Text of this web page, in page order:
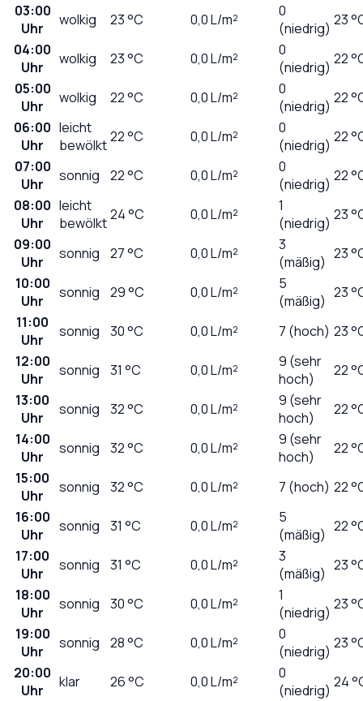
03:00
Uhr
wolkig 23°C 0,0L/m²
0
(niedrig) 23
04:00
Uhr
wolkig 23°C 0,0L/m²
0
(niedrig) 22
05:00
Uhr
wolkig 22°C 0,0L/m²
0
(niedrig) 22
06:00
Uhr
leicht
bewölkt22°C 0,0L/m²
0
(niedrig) 22
07:00
Uhr
sonnig 22°C 0,0L/m²
0
(niedrig) 22
08:00
Uhr
leicht
bewölkt24°C 0,0L/m²
1
(niedrig) 23
09:00
Uhr
sonnig 27°C 0,0L/m²
3
(mäßig) 23
10:00
Uhr
sonnig 29°C 0,0L/m²
5
(mäßig) 23
11:00
Uhr
sonnig 30°C 0,0L/m² 7 (hoch) 23
12:00
Uhr
sonnig 31 °C 0,0L/m²
9 (sehr
hoch)
22
13:00
Uhr
sonnig 32°C 0,0L/m²
9 (sehr
hoch)
22
14:00
Uhr
sonnig 32°C 0,0L/m²
9 (sehr
hoch)
22
15:00
Uhr
sonnig 32°C 0,0L/m² 7 (hoch) 22
16:00
Uhr
sonnig 31 °C 0,0L/m²
5
(mäßig) 22
17:00
Uhr
sonnig 31 °C 0,0L/m²
3
(mäßig) 23
18:00
Uhr
sonnig 30°C 0,0L/m²
1
(niedrig) 23
19:00
Uhr
sonnig 28°C 0,0L/m²
0
(niedrig) 23
20:00
Uhr
klar 26°C 0,0L/m²
0
(niedrig) 24